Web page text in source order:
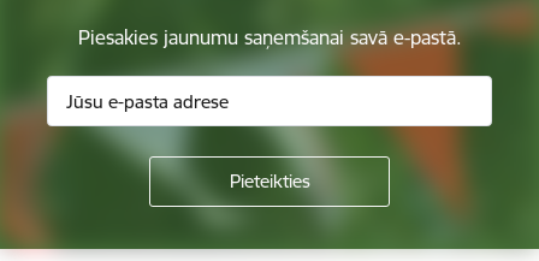
Piesakies jaunumu saņemšanai savā e-pastā.